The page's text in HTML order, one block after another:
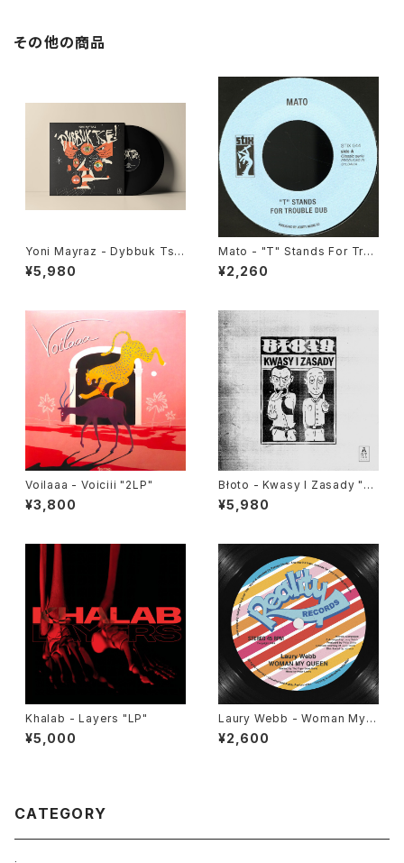
その他の商品
Yoni Mayraz - Dybbuk Tse!
"LP"
¥5,980
Mato - "T" Stands For Trou
ble Dub/ Enter The Dragon
Dub Version "7"
¥2,260
Voilaaa - Voiciii "2LP"
¥3,800
Błoto - Kwasy I Zasady "L
P"
¥5,980
Khalab - Layers "LP"
¥5,000
Laury Webb - Woman My
Queen "12"
¥2,600
CATEGORY